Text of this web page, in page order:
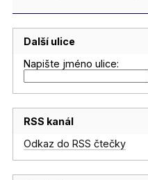
Další ulice
Napište jméno ulice:
RSS kanál
Odkaz do RSS čtečky